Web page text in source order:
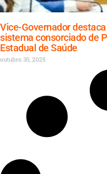
Vice-Governador
sistema consorciado de
Estadual de Saúde
outubro 30, 2025